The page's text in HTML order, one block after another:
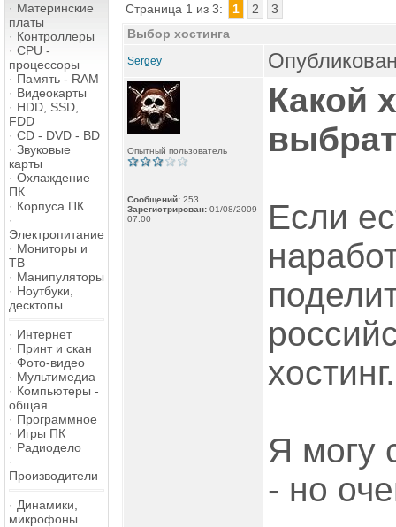
· Материнские
платы
· Контроллеры
· CPU -
процессоры
· Память - RAM
· Видеокарты
· HDD, SSD,
FDD
· CD - DVD - BD
· Звуковые
карты
· Охлаждение
ПК
· Корпуса ПК
·
Электропитание
· Мониторы и
ТВ
· Манипуляторы
· Ноутбуки,
десктопы
· Интернет
· Принт и скан
· Фото-видео
· Мультимедиа
· Компьютеры -
общая
· Программное
· Игры ПК
· Радиодело
·
Производители
· Динамики,
микрофоны
Страница 1 из 3: 1 2
3
Выбор хостинга
Sergey
Опытный пользователь
Сообщений: 253
Зарегистрирован: 01/08/2009
07:00
Какой
Если
хостинг.
Я могу
- но